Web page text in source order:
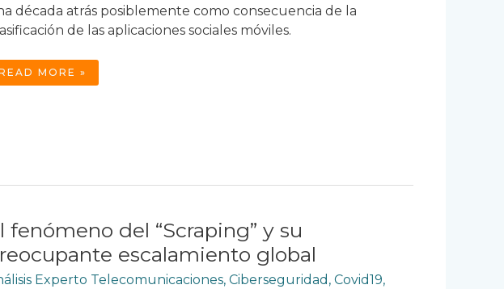
década atrás posiblemente como consecuencia de la
de las aplicaciones sociales móviles.
MORE »
fenómeno del “Scraping” y su
escalamiento global
Experto Telecomunicaciones, Ciberseguridad , Covid19,